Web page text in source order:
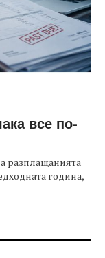
все по-
разплащанията
година,